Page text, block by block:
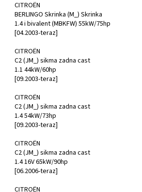
CITROËN
BERLINGO Skrinka (M_) Skrinka
1.4 i bivalent (MBKFW) 55kW/75hp
[04.2003-teraz]
CITROËN
C2 (JM_) sikma zadna cast
1.1 44kW/60hp
[09.2003-teraz]
CITROËN
C2 (JM_) sikma zadna cast
1.4 54kW/73hp
[09.2003-teraz]
CITROËN
C2 (JM_) sikma zadna cast
1.4 16V 65kW/90hp
[06.2006-teraz]
CITROËN